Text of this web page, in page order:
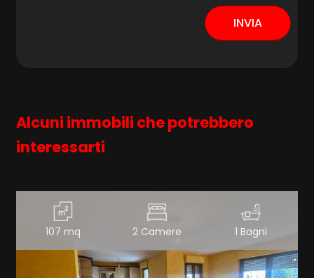
INVIA
Alcuni immobili che potrebbero
interessarti
107 mq 2 Camere 1 Bagni